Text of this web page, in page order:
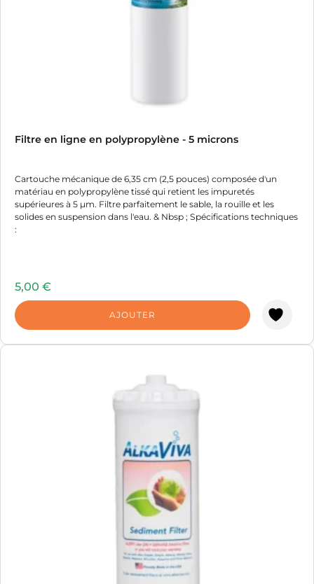
Filtre en ligne en polypropylène - 5 microns
Cartouche mécanique de 6,35 cm (2,5 pouces) composée d'un
matériau en polypropylène tissé qui retient les impuretés
supérieures à 5 µm. Filtre parfaitement le sable, la rouille et les
solides en suspension dans l'eau. & Nbsp ; Spécifications techniques
:
5,00 €
AJOUTER